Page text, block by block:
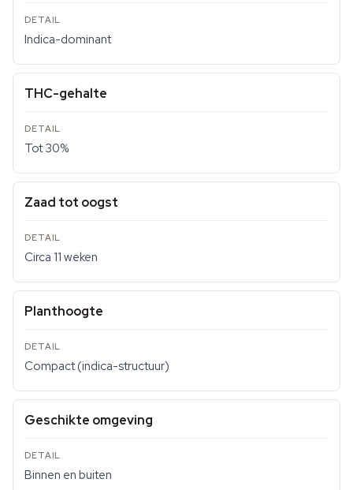
Indica-dominant
THC-gehalte
Tot 30%
Zaad tot oogst
Circa 11 weken
Planthoogte
Compact (indica-structuur)
Geschikte omgeving
Binnen en buiten